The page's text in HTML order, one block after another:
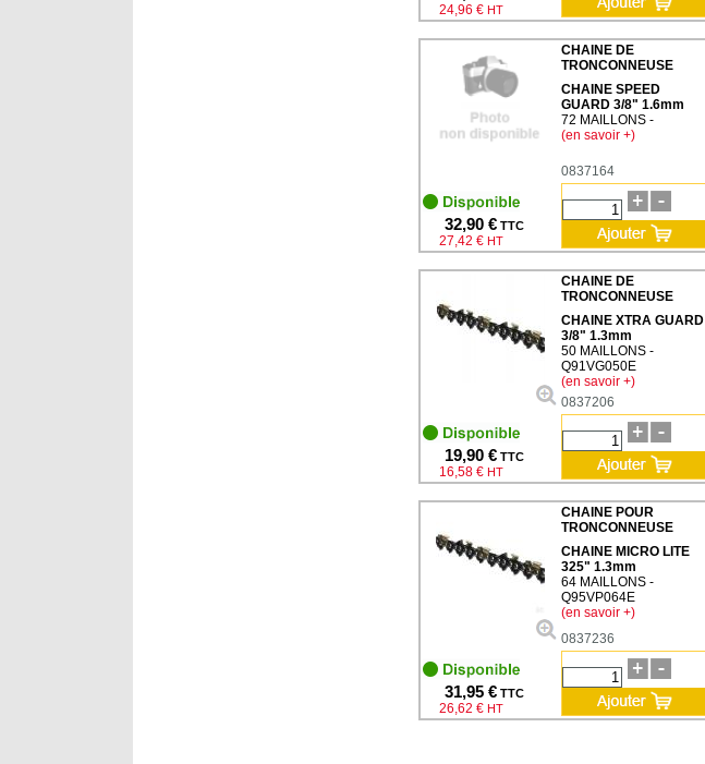
24,96 € HT
32,90 € TTC
27,42 € HT
CHAINE DE
TRONCONNEUSE
CHAINE SPEED
GUARD 3/8" 1.6mm
72 MAILLONS -
(en savoir +)
0837164
19,90 € TTC
16,58 € HT
CHAINE DE
TRONCONNEUSE
CHAINE XTRA GUARD
3/8" 1.3mm
50 MAILLONS -
Q91VG050E
(en savoir +)
0837206
31,95 € TTC
26,62 € HT
CHAINE POUR
TRONCONNEUSE
CHAINE MICRO LITE
325" 1.3mm
64 MAILLONS -
Q95VP064E
(en savoir +)
0837236